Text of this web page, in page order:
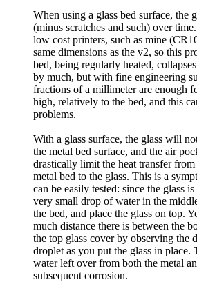
When using a glass bed surface, the
(minus scratches and such) over
low cost printers, such as mine
same dimensions as the v2, so this
bed, being regularly heated,
by much, but with fine engineering
fractions of a millimeter are enough
high, relatively to the bed, and this
problems.
With a glass surface, the glass will
the metal bed surface, and the air
drastically limit the heat transfer from
metal bed to the glass. This is a
can be easily tested: since the glass
very small drop of water in the
the bed, and place the glass on top.
much distance there is between the
the top glass cover by observing the
droplet as you put the glass in place.
water left over from both the metal
subsequent corrosion.